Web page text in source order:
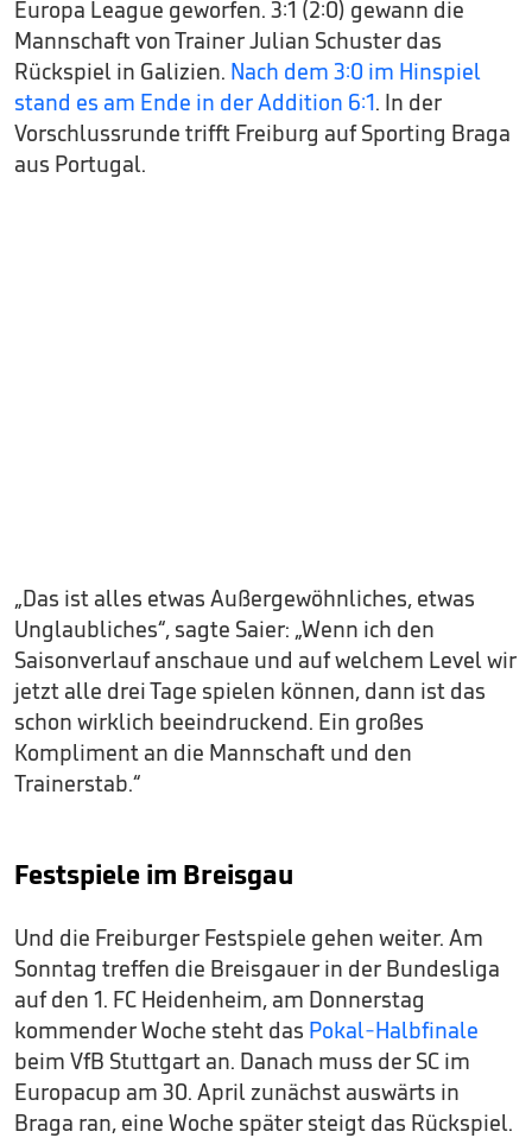
Europa League geworfen. 3:1 (2:0) gewann die
Mannschaft von Trainer Julian Schuster das
Rückspiel in Galizien. Nach dem 3:0 im Hinspiel
stand es am Ende in der Addition 6:1. In der
Vorschlussrunde trifft Freiburg auf Sporting Braga
aus Portugal.
„Das ist alles etwas Außergewöhnliches, etwas
Unglaubliches“, sagte Saier: „Wenn ich den
Saisonverlauf anschaue und auf welchem Level wir
jetzt alle drei Tage spielen können, dann ist das
schon wirklich beeindruckend. Ein großes
Kompliment an die Mannschaft und den
Trainerstab.“
Festspiele im Breisgau
Und die Freiburger Festspiele gehen weiter. Am
Sonntag treffen die Breisgauer in der Bundesliga
auf den 1. FC Heidenheim, am Donnerstag
kommender Woche steht das Pokal-Halbfinale
beim VfB Stuttgart an. Danach muss der SC im
Europacup am 30. April zunächst auswärts in
Braga ran, eine Woche später steigt das Rückspiel.